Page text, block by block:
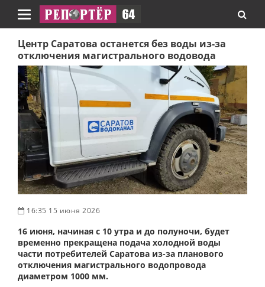
Навигация
Центр Саратова останется без воды из-за
отключения магистрального водовода
16:35 15 июня 2026
16 июня, начиная с 10 утра и до полуночи, будет
временно прекращена подача холодной воды
части потребителей Саратова из-за планового
отключения магистрального водопровода
диаметром 1000 мм.